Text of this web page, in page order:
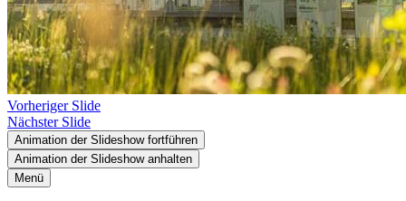
Vorheriger Slide
Nächster Slide
Animation der Slideshow fortführen
Animation der Slideshow anhalten
Menü